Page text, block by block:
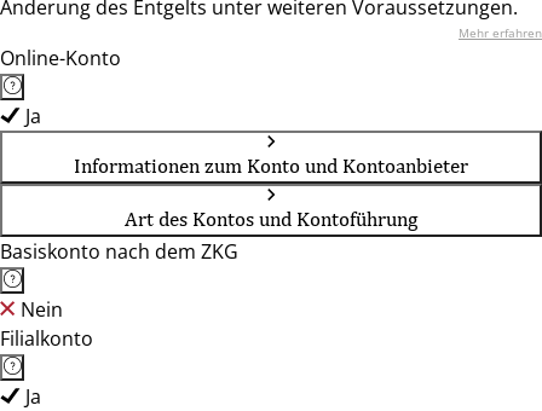
Änderung des Entgelts unter weiteren Voraussetzungen.
Mehr erfahren
Online-Konto
Ja
Informationen zum Konto und Kontoanbieter
Art des Kontos und Kontoführung
Basiskonto nach dem ZKG
Nein
Filialkonto
Ja